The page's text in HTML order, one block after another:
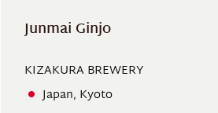
Junmai Ginjo
KIZAKURA BREWERY
Japan, Kyoto